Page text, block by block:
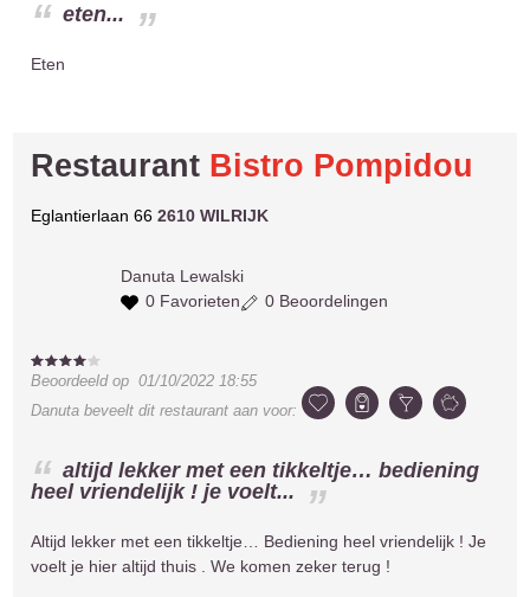
eten...
Eten
Restaurant Bistro Pompidou
Eglantierlaan 662610 WILRIJK
Danuta Lewalski
0 Favorieten
0 Beoordelingen
Beoordeeld op01/10/2022 18:55
Danuta beveelt dit restaurant aan voor:
altijd lekker met een tikkeltje… bediening
heel vriendelijk ! je voelt...
Altijd lekker met een tikkeltje… Bediening heel vriendelijk ! Je
voelt je hier altijd thuis . We komen zeker terug !